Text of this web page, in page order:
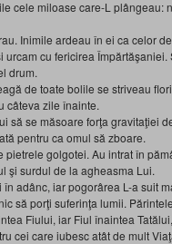
cele miloase care-L plângeau:
Inimile ardeau în ei ca celor
cu fericirea
drum.
de toate bolile se striveau
câteva zile înainte.
să se măsoare forţa gravitaţiei
pentru ca omul să zboare.
golgotei. Au intrat în
şi surdul de la agheasma Lui.
adânc, iar pogorârea L-a suit
să porţi suferinţa lumii.
Fiului, iar Fiul înaintea
cei care iubesc atât de mult